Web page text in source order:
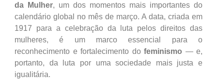
da Mulher, um dos momentos mais importantes do
calendário global no mês de março. A data, criada em
1917 para a celebração da luta pelos direitos das
mulheres, é um marco essencial para o
reconhecimento e fortalecimento do feminismo — e,
portanto, da luta por uma sociedade mais justa e
igualitária.